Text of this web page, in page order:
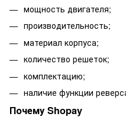
мощность двигателя;
производительность;
материал корпуса;
количество решеток;
комплектацию;
наличие функции
Почему Shopay